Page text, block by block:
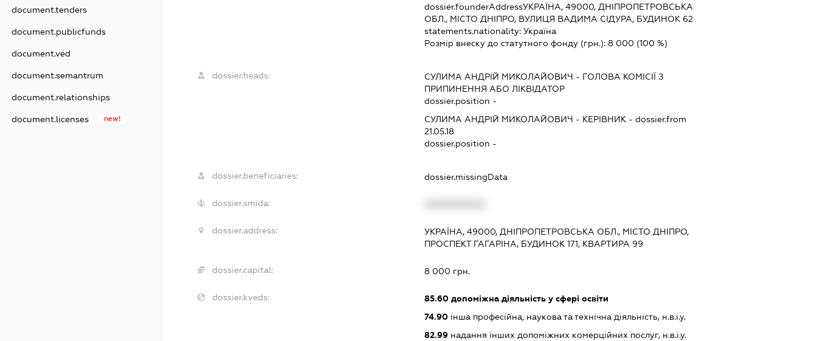
document.tenders
document.publicfunds
document.ved
document.semantrum
document.relationships
document.licenses new!
dossier.founderAddressУКРАЇНА, 49000, ДНІПРОПЕТРОВСЬКА
ОБЛ., МІСТО ДНІПРО, ВУЛИЦЯ ВАДИМА СІДУРА, БУДИНОК 62
statements.nationality: Україна
Розмір внеску до статутного фонду (грн.): 8 000 (100 %)
dossier.heads: СУЛИМА АНДРІЙ МИКОЛАЙОВИЧ - ГОЛОВА КОМІСІЇ З
ПРИПИНЕННЯ АБО ЛІКВІДАТОР
dossier.position -
СУЛИМА АНДРІЙ МИКОЛАЙОВИЧ - КЕРІВНИК - dossier.from
21.05.18
dossier.position -
dossier.beneficiaries: dossier.missingData
dossier.smida:
dossier.address:
УКРАЇНА, 49000, ДНІПРОПЕТРОВСЬКА ОБЛ., МІСТО ДНІПРО,
ПРОСПЕКТ ГАГАРІНА, БУДИНОК 171, КВАРТИРА 99
dossier.capital: 8 000 грн.
dossier.kveds: 85.60допоміжна діяльність у сфері освіти
74.90інша професійна, наукова та технічна діяльність, н.в.і.у.
82.99надання інших допоміжних комерційних послуг, н.в.і.у.